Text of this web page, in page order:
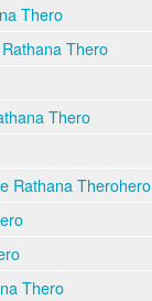
Thero
Thero
Thero
Therohero
Thero